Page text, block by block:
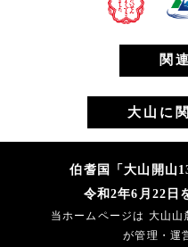
関
大山に
伯耆国「大山開山
令和2年6月22日
当ホームページは 大山
が管理・運